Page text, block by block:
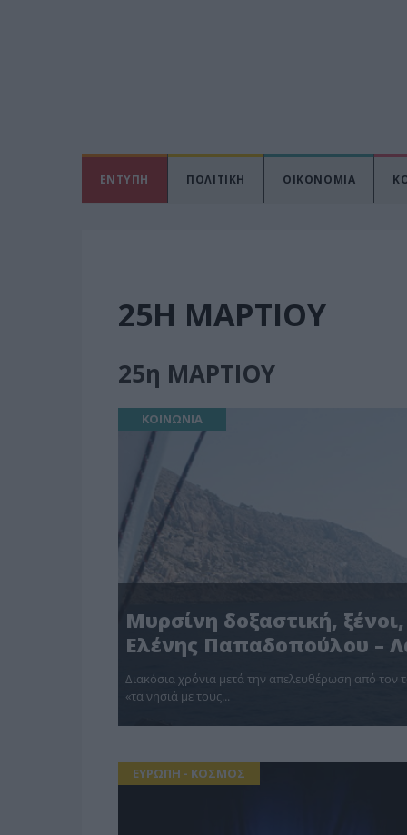
ΕΝΤΥΠΗ ΠΟΛΙΤΙΚΗ ΟΙΚΟΝΟΜΙΑ
25Η ΜΑΡΤΙΟΥ
25η ΜΑΡΤΙΟΥ
ΚΟΙΝΩΝΙΑ
Μυρσίνη δοξαστική,
Ελένης Παπαδοπούλου –
Διακόσια χρόνια μετά την απελευθέρωση από τον
«τα νησιά με τους...
ΕΥΡΩΠΗ - ΚΟΣΜΟΣ